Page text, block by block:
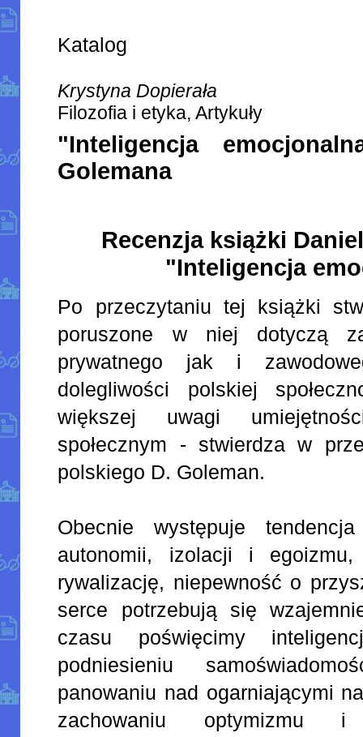
Katalog
Krystyna Dopierała
Filozofia i etyka, Artykuły
"Inteligencja
Golemana
Recenzja książki
"Inteligencja
Po przeczytaniu tej książki
poruszone w niej dotyczą
prywatnego jak i
dolegliwości polskiej
większej uwagi
społecznym - stwierdza w
polskiego D. Goleman.
Obecnie występuje
autonomii, izolacji i
rywalizację, niepewność o
serce potrzebują się
czasu poświęcimy
podniesieniu
panowaniu nad ogarniającymi
zachowaniu optymizmu i